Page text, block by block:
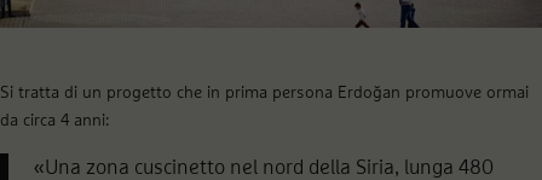
Si tratta di un progetto che in prima persona Erdoğan promuove ormai
da circa 4 anni:
«Una zona cuscinetto nel nord della Siria, lunga 480